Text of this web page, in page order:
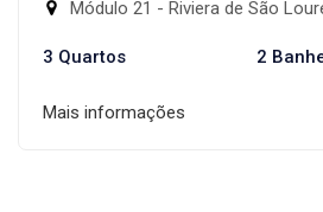
Módulo 21 - Riviera de São
3 Quartos 2
Mais informações